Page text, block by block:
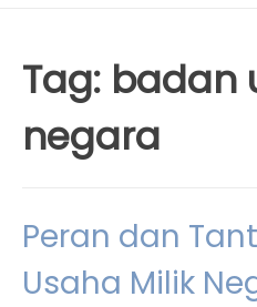
Tag: badan
negara
Peran dan
Usaha Milik